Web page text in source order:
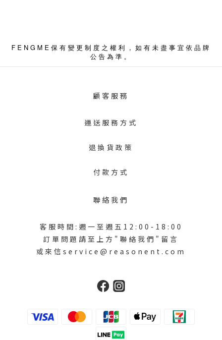
FENGME 保有變更制度之權利，如有未盡事宜依品牌
公告為準。
顧客服務
運送服務方式
退換貨政策
付款方式
聯絡我們
客服時間:週一至週五12:00-18:00
訂單問題請至上方"聯絡我們"留言
或來信service@reasonent.com